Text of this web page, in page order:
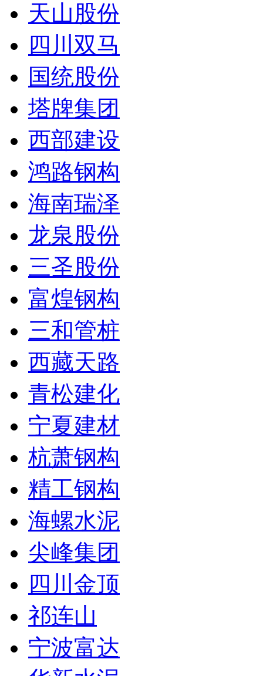
天山股份
四川双马
国统股份
塔牌集团
西部建设
鸿路钢构
海南瑞泽
龙泉股份
三圣股份
富煌钢构
三和管桩
西藏天路
青松建化
宁夏建材
杭萧钢构
精工钢构
海螺水泥
尖峰集团
四川金顶
祁连山
宁波富达